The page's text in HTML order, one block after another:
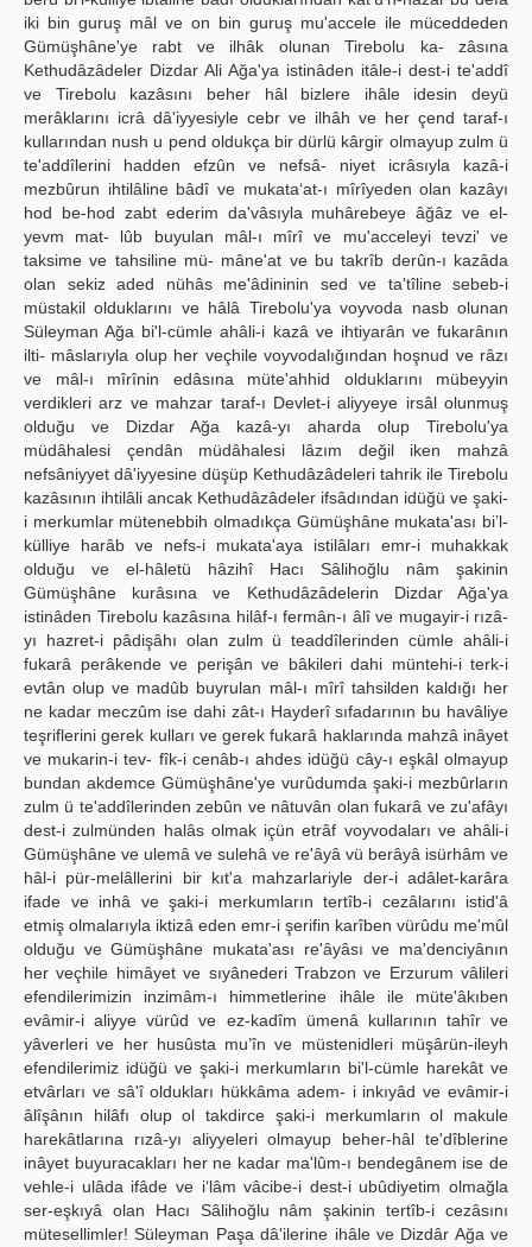
iki bin guruş mâl ve on bin guruş mu'accele ile müceddeden
Gümüşhâne'ye rabt ve ilhâk olunan Tirebolu ka- zâsına
Kethudâzâdeler Dizdar Ali Ağa'ya istinâden itâle-i dest-i te'addî
ve Tirebolu kazâsını beher hâl bizlere ihâle idesin deyü
merâklarını icrâ dâ'iyyesiyle cebr ve ilhâh ve her çend taraf-ı
kullarından nush u pend oldukça bir dürlü kârgir olmayup zulm ü
te'addîlerini hadden efzûn ve nefsâ- niyet icrâsıyla kazâ-i
mezbûrun ihtilâline bâdî ve mukata‘at-ı mîrîyeden olan kazâyı
hod be-hod zabt ederim da'vâsıyla muhârebeye âğâz ve el-
yevm mat- lûb buyulan mâl-ı mîrî ve mu'acceleyi tevzi' ve
taksime ve tahsiline mü- mâne'at ve bu takrîb derûn-ı kazâda
olan sekiz aded nühâs me'âdininin sed ve ta'tîline sebeb-i
müstakil olduklarını ve hâlâ Tirebolu'ya voyvoda nasb olunan
Süleyman Ağa bi'l-cümle ahâli-i kazâ ve ihtiyarân ve fukarânın
ilti- mâslarıyla olup her veçhile voyvodalığından hoşnud ve râzı
ve mâl-ı mîrînin edâsına müte'ahhid olduklarını mübeyyin
verdikleri arz ve mahzar taraf-ı Devlet-i aliyyeye irsâl olunmuş
olduğu ve Dizdar Ağa kazâ-yı aharda olup Tirebolu'ya
müdâhalesi çendân müdâhalesi lâzım değil iken mahzâ
nefsâniyyet dâ'iyyesine düşüp Kethudâzâdeleri tahrik ile Tirebolu
kazâsının ihtilâli ancak Kethudâzâdeler ifsâdından idüğü ve şaki-
i merkumlar mütenebbih olmadıkça Gümüşhâne mukata'ası bi’l-
külliye harâb ve nefs-i mukata'aya istilâları emr-i muhakkak
olduğu ve el-hâletü hâzihî Hacı Sâlihoğlu nâm şakinin
Gümüşhâne kurâsına ve Kethudâzâdelerin Dizdar Ağa'ya
istinâden Tirebolu kazâsına hilâf-ı fermân-ı âlî ve mugayir-i rızâ-
yı hazret-i pâdişâhı olan zulm ü teaddîlerinden cümle ahâli-i
fukarâ perâkende ve perişân ve bâkileri dahi müntehi-i terk-i
evtân olup ve madûb buyrulan mâl-ı mîrî tahsilden kaldığı her
ne kadar meczûm ise dahi zât-ı Hayderî sıfadarının bu havâliye
teşriflerini gerek kulları ve gerek fukarâ haklarında mahzâ inâyet
ve mukarin-i tev- fîk-i cenâb-ı ahdes idüğü cây-ı eşkâl olmayup
bundan akdemce Gümüşhâne'ye vurûdumda şaki-i mezbûrların
zulm ü te'addîlerinden zebûn ve nâtuvân olan fukarâ ve zu'afâyı
dest-i zulmünden halâs olmak içün etrâf voyvodaları ve ahâli-i
Gümüşhâne ve ulemâ ve sulehâ ve re'âyâ vü berâyâ isürhâm ve
hâl-i pür-melâllerini bir kıt'a mahzarlariyle der-i adâlet-karâra
ifade ve inhâ ve şaki-i merkumların tertîb-i cezâlarını istid'â
etmiş olmalarıyla iktizâ eden emr-i şerifin karîben vürûdu me'mûl
olduğu ve Gümüşhâne mukata'ası re'âyâsı ve ma'denciyânın
her veçhile himâyet ve sıyânederi Trabzon ve Erzurum vâlileri
efendilerimizin inzimâm-ı himmetlerine ihâle ile müte'âkıben
evâmir-i aliyye vürûd ve ez-kadîm ümenâ kullarının tahîr ve
yâverleri ve her husûsta mu’în ve müstenidleri müşârün-ileyh
efendilerimiz idüğü ve şaki-i merkumların bi'l-cümle harekât ve
etvârları ve sâ'î oldukları hükkâma adem- i inkıyâd ve evâmir-i
âlîşânın hilâfı olup ol takdirce şaki-i merkumların ol makule
harekâtlarına rızâ-yı aliyyeleri olmayup beher-hâl te'dîblerine
inâyet buyuracakları her ne kadar ma'lûm-ı bendegânem ise de
vehle-i ulâda ifâde ve i‘lâm vâcibe-i dest-i ubûdiyetim olmağla
ser-eşkıyâ olan Hacı Sâlihoğlu nâm şakinin tertîb-i cezâsını
mütesellimler! Süleyman Paşa dâ'ilerine ihâle ve Dizdâr Ağa ve